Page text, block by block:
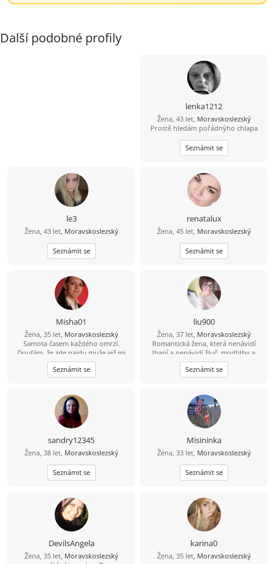
Další podobné profily
lenka1212
Žena, 43 let, Moravskoslezský
Prostě hledám pořádnýho chlapa
Seznámit se
le3
Žena, 43 let, Moravskoslezský
Seznámit se
renatalux
Žena, 45 let, Moravskoslezský
Seznámit se
Misha01
Žena, 35 let, Moravskoslezský
Samota časem každého omrzí.
Doufám, že zde najdu muže jež mi
pomuže tu samotu odehnat.
Seznámit se
liu900
Žena, 37 let, Moravskoslezský
Romantická žena, která nenávidí
lhaní a nenávidí žluč, modlitby a
strach z Boha, tichá a láskyplná,
hledá stabilitu a šťastný život.
Seznámit se
sandry12345
Žena, 38 let, Moravskoslezský
Seznámit se
Misininka
Žena, 33 let, Moravskoslezský
Seznámit se
DevilsAngela
Žena, 35 let, Moravskoslezský
karina0
Žena, 35 let, Moravskoslezský